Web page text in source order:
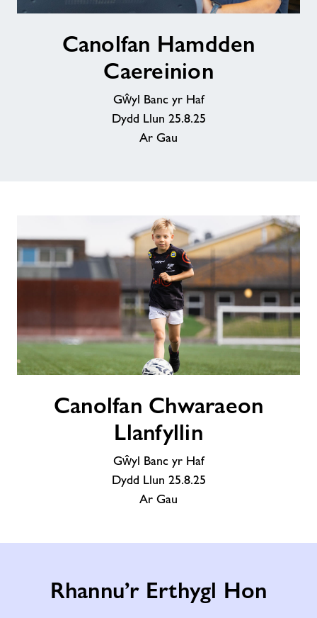
CaereinionCanolfan Hamdden
Caereinion
Gŵyl Banc yr Haf
Dydd Llun 25.8.25
Ar Gau
ChwaraeonCanolfan Chwaraeon
Llanfyllin
Gŵyl Banc yr Haf
Dydd Llun 25.8.25
Ar Gau
Rhannu’r Erthygl Hon